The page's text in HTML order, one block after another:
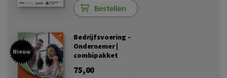
Bestellen
Nieuw
Bedrijfsvoering -
Ondernemer |
combipakket
75,00